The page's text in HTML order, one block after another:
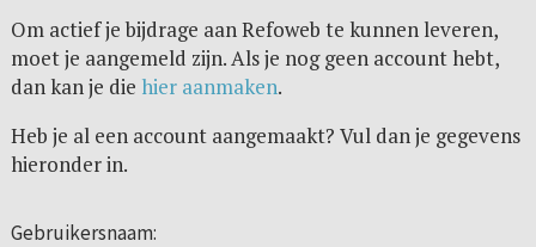
Om actief je bijdrage aan Refoweb te kunnen leveren,
moet je aangemeld zijn. Als je nog geen account hebt,
dan kan je die hier aanmaken.
Heb je al een account aangemaakt? Vul dan je gegevens
hieronder in.
Gebruikersnaam: